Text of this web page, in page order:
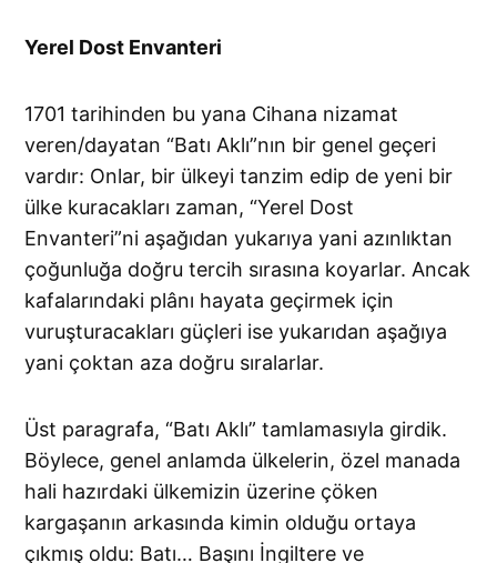
Yerel Dost Envanteri
1701 tarihinden bu yana Cihana nizamat
veren/dayatan “Batı Aklı”nın bir genel geçeri
vardır: Onlar, bir ülkeyi tanzim edip de yeni bir
ülke kuracakları zaman, “Yerel Dost
Envanteri”ni aşağıdan yukarıya yani azınlıktan
çoğunluğa doğru tercih sırasına koyarlar. Ancak
kafalarındaki plânı hayata geçirmek için
vuruşturacakları güçleri ise yukarıdan aşağıya
yani çoktan aza doğru sıralarlar.
Üst paragrafa, “Batı Aklı” tamlamasıyla girdik.
Böylece, genel anlamda ülkelerin, özel manada
hali hazırdaki ülkemizin üzerine çöken
kargaşanın arkasında kimin olduğu ortaya
çıkmış oldu: Batı… Başını İngiltere ve